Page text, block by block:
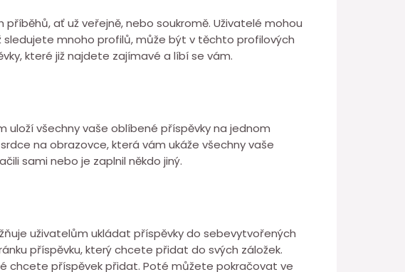
ať už veřejně, nebo soukromě. Uživatelé mohou
mnoho profilů, může být v těchto profilových
které již najdete zajímavé a líbí se vám.
všechny vaše oblíbené příspěvky na jednom
na obrazovce, která vám ukáže všechny vaše
sami nebo je zaplnil někdo jiný.
uživatelům ukládat příspěvky do sebevytvořených
příspěvku, který chcete přidat do svých záložek.
chcete příspěvek přidat. Poté můžete pokračovat ve